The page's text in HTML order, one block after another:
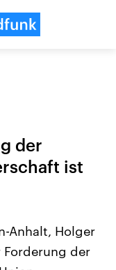
Beiträge,
der
ist
Anhalt, Holger
Forderung der